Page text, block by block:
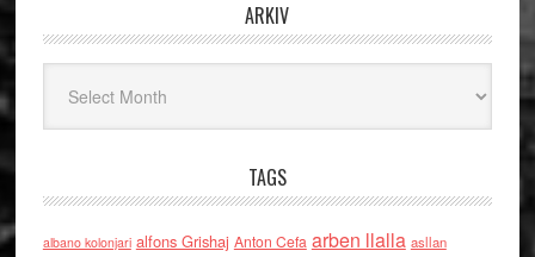
ARKIV
TAGS
albano kolonjari alfons Grishaj Anton Cefa arben llalla asllan